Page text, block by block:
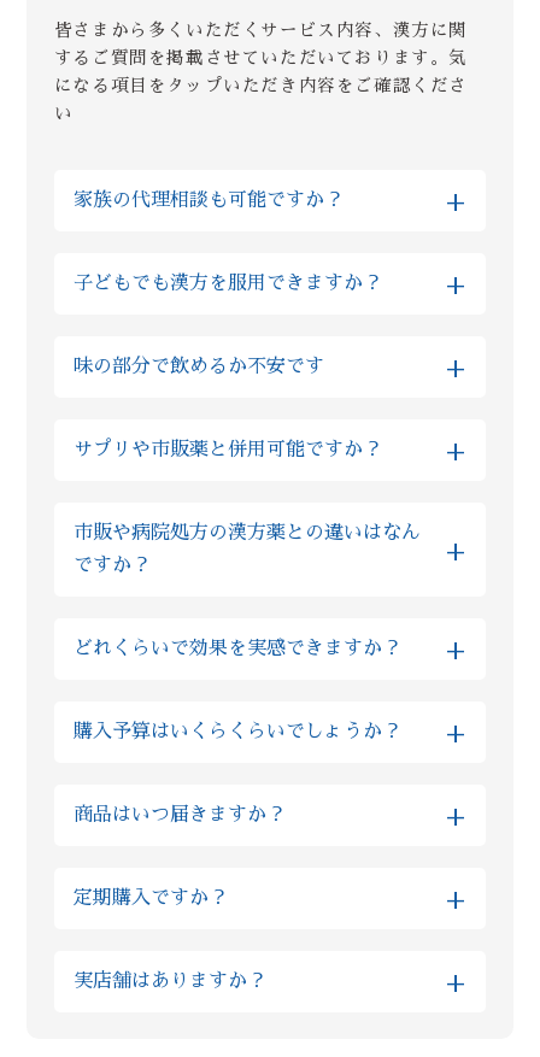
皆さまから多くいただくサービス内容、漢方に関
するご質問を掲載させていただいております。気
になる項目をタップいただき内容をご確認くださ
い
家族の代理相談も可能ですか？ +
常に多くいただいております。その場合はご
談とまったく同様にご利用いただけますので
子どもでも漢方を服用できますか？ +
おりますので、多くの場合でお子様も服用い
と比べても漢方の場合は副作用が非常に少な
ただければ、おくすりの専門家の薬剤師が回
答しますのでご安心ください。
味の部分で飲めるか不安です +
が気になるようでしたら砂糖の入っていない
らのお声も多数いただいております。
サプリや市販薬と併用可能ですか？ +
程間隔を空けていただければ問題ございませ
ん。 また市販薬や病院で処方されたお薬の場
ご不安な場合は薬剤師にLINEでご相談くださ
市販や病院処方の漢方薬との違いはなん
ですか？
+
専売品を扱っており、他店やドラッグストア
た原料を使った製品となる為、市販の漢方薬
どれくらいで効果を実感できますか？ +
からの生活アドバイスを取り入れていただく
りますが、人の体の細胞が生まれ変わるまで
ります。
購入予算はいくらくらいでしょうか？ +
類によっても大きく異なるものですので、ま
はお試しのプランを、短い期間できっちり体
プランなど、柔軟にご案内が可能です
商品はいつ届きますか？ +
め個別にご確認ください。
以降の配送となる場合がございます。予めご
定期購入ですか？ +
せん。毎月勝手に商品が送られてくる等は無
実店舗はありますか？ +